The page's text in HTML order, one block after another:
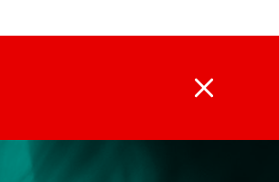
Fermer
Alternatives